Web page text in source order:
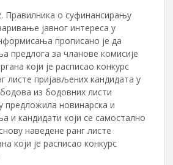
Правилника о суфинансирању
јавног интереса у
прописано је да
предлога за чланове комисије
који је расписао конкурс
листе пријављених кандидата у
из бодовних листи
предложила новинарска и
и кандидати који се самостално
наведене ранг листе
који је расписао конкурс